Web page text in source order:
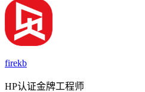
firekb
HP认证金牌工程师